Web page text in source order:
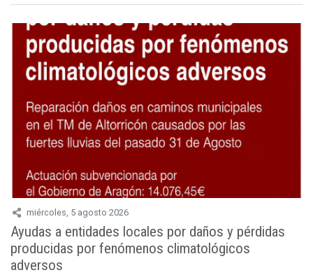
miércoles, 5 agosto 2026
Ayudas a entidades locales por daños y pérdidas
producidas por fenómenos climatológicos
adversos